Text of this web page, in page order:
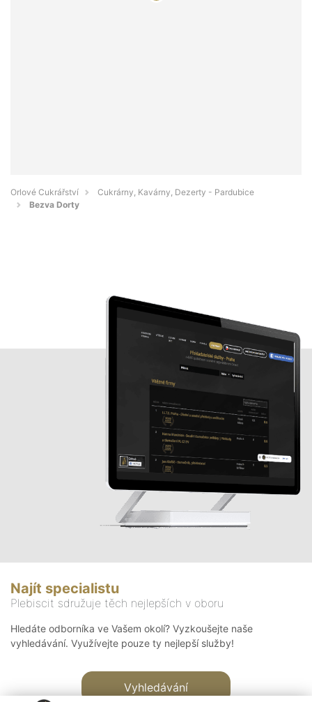
Orlové Cukrářství
Cukrárny, Kavárny, Dezerty - Pardubice
Bezva Dorty
Najít specialistu
Plebiscit sdružuje těch nejlepších v oboru
Hledáte odborníka ve Vašem okolí? Vyzkoušejte naše
vyhledávání. Využívejte pouze ty nejlepší služby!
Vyhledávání